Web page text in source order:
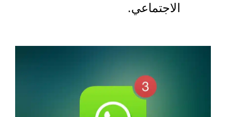
الاجتماعي.